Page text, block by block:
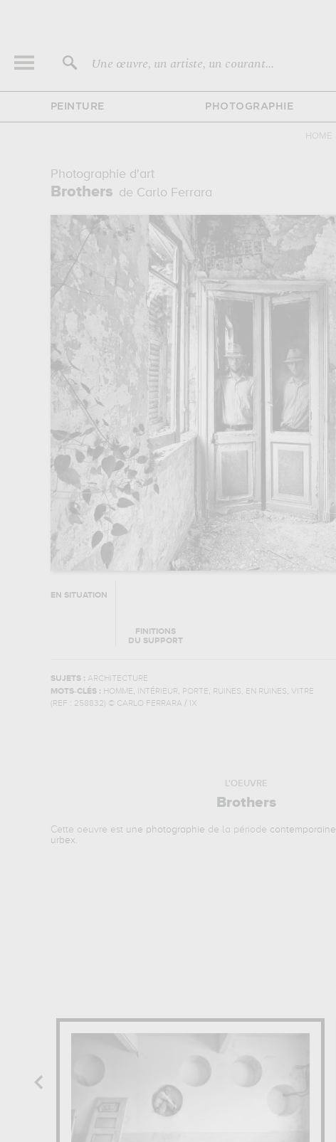
Une œuvre, un artiste, un courant...
PEINTURE PHOTOGRAPHIE
HOME
Photographie d'art
Brothers de Carlo Ferrara
EN SITUATION
FINITIONS
DU SUPPORT
SUJETS : ARCHITECTURE
MOTS-CLÉS : HOMME, INTÉRIEUR, PORTE, RUINES, EN RUINES, VITRE
(REF : 258832) © CARLO FERRARA / 1X
L'OEUVRE
Brothers
Cette oeuvre est une photographie de la période contemporaine
urbex.